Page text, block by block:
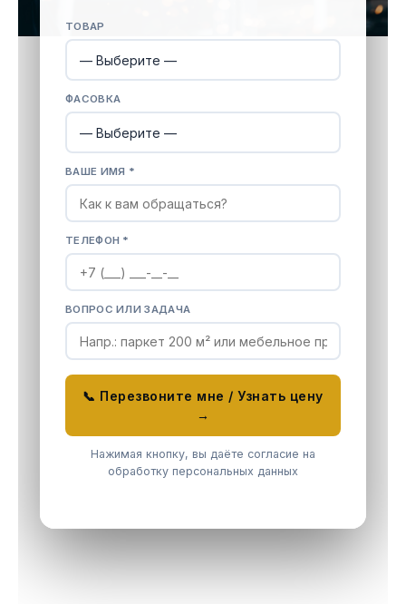
ТОВАР
ФАСОВКА
ВАШЕ ИМЯ *
ТЕЛЕФОН *
ВОПРОС ИЛИ ЗАДАЧА
📞 Перезвоните мне / Узнать цену
→
Нажимая кнопку, вы даёте согласие на
обработку персональных данных